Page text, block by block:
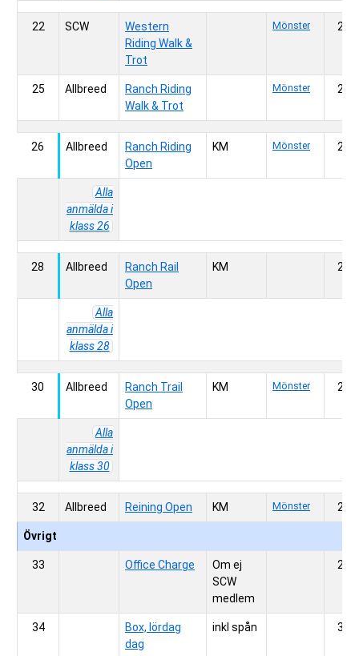
22 SCW
Western
Riding Walk &
Trot
Mönster
25 Allbreed
Ranch Riding
Walk & Trot
Mönster
26 Allbreed
Ranch Riding
Open
KM Mönster
Alla
anmälda i
klass 26
28 Allbreed
Ranch Rail
Open
KM
Alla
anmälda i
klass 28
30 Allbreed
Ranch Trail
Open
KM Mönster
Alla
anmälda i
klass 30
32 Allbreed Reining Open KM Mönster
Övrigt
33 Office Charge
Om ej
SCW
medlem
34
Box, lördag
dag
inkl spån